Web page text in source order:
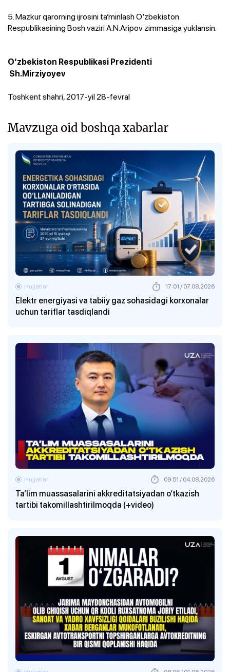
5. Mazkur qarorning ijrosini ta’minlash O‘zbekiston
Respublikasining Bosh vaziri A.N.Aripov zimmasiga yuklansin.
O‘zbekiston Respublikasi Prezidenti
Sh.Mirziyoyev
Toshkent shahri, 2017-yil 28-fevral
Mavzuga oid boshqa xabarlar
Elektr energiyasi va tabiiy gaz sohasidagi korxonalar
uchun tariflar tasdiqlandi
Hujjatlar 17:01 / 07.08.2026
Ta’lim muassasalarini akkreditatsiyadan o‘tkazish
tartibi takomillashtirilmoqda (+video)
Hujjatlar 09:51 / 04.08.2026